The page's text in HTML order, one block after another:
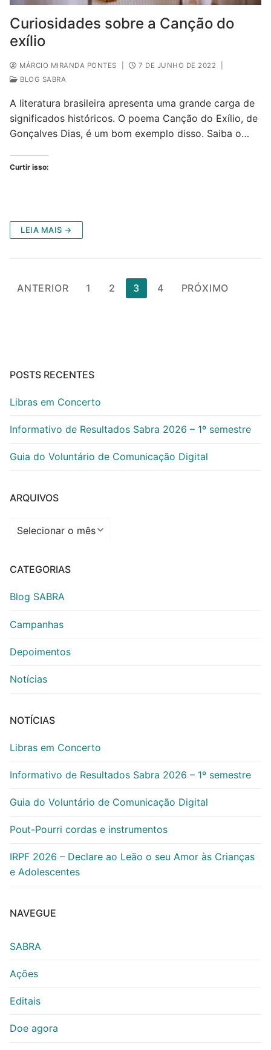
Curiosidades sobre a Canção do
exílio
MÁRCIO MIRANDA PONTES 7 DE JUNHO DE 2022
BLOG SABRA
A literatura brasileira apresenta uma grande carga de
significados históricos. O poema Canção do Exílio, de
Gonçalves Dias, é um bom exemplo disso. Saiba o…
Curtir isso:
LEIA MAIS →
Paginação
ANTERIOR 1 2 3 4 PRÓXIMO
POSTS RECENTES
Libras em Concerto
Informativo de Resultados Sabra 2026 – 1º semestre
Guia do Voluntário de Comunicação Digital
ARQUIVOS
Arquivos
CATEGORIAS
Blog SABRA
Campanhas
Depoimentos
Notícias
NOTÍCIAS
Libras em Concerto
Informativo de Resultados Sabra 2026 – 1º semestre
Guia do Voluntário de Comunicação Digital
Pout-Pourri cordas e instrumentos
IRPF 2026 – Declare ao Leão o seu Amor às Crianças
e Adolescentes
NAVEGUE
SABRA
Ações
Editais
Doe agora